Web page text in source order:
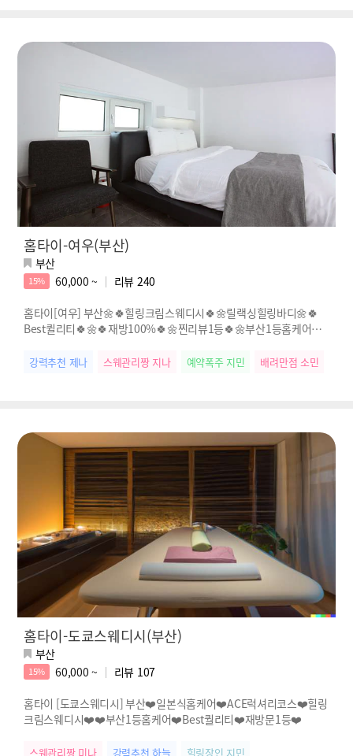
홈타이-여우(부산)
부산
15% 60,000 ~ 리뷰 240
홈타이[여우] 부산🌼🍀힐링크림스웨디시🍀🌼릴랙싱힐링바디🌼🍀
Best퀼리티🍀🌼🍀재방100%🍀🌼찐리뷰1등🍀🌼부산1등홈케어🍀
강력추천 제나 스웨관리짱 지나 예약폭주 지민 배려만점 소민
홈타이-도쿄스웨디시(부산)
부산
15% 60,000 ~ 리뷰 107
홈타이 [도쿄스웨디시] 부산❤️일본식홈케어❤️ACE럭셔리코스❤️힐링
크림스웨디시❤️❤️부산1등홈케어❤️Best퀄리티❤️재방문1등❤️
스웨관리짱 미나 강력추천 하늘 힐링장인 지민